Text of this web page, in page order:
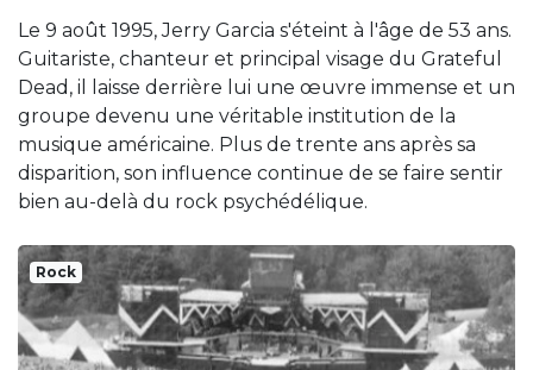
Le 9 août 1995, Jerry Garcia s'éteint à l'âge de 53 ans.
Guitariste, chanteur et principal visage du Grateful
Dead, il laisse derrière lui une œuvre immense et un
groupe devenu une véritable institution de la
musique américaine. Plus de trente ans après sa
disparition, son influence continue de se faire sentir
bien au-delà du rock psychédélique.
Rock